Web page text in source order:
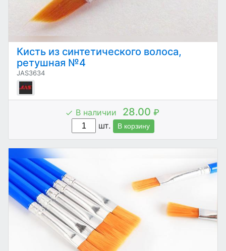
Кисть из синтетического волоса,
ретушная №4
JAS3634
В наличии 28.00 ₽
шт.
В корзину